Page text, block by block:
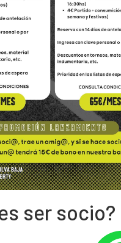
ser socio?